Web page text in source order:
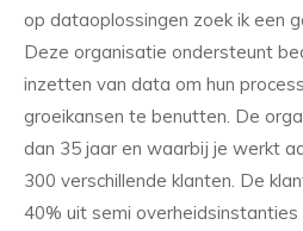
op dataoplossingen zoek ik een
Deze organisatie ondersteunt
inzetten van data om hun
groeikansen te benutten. De
dan 35 jaar en waarbij je werkt
300 verschillende klanten. De
40% uit semi